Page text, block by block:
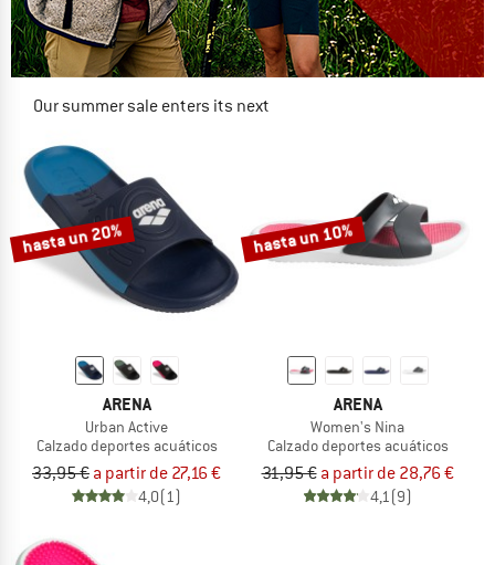
Our summer sale enters its next
NOW UP TO 50% OFF
TO THE SALE
hasta un 20%
ARENA
Urban Active
Calzado deportes acuáticos
33,95 € a partir de 27,16 €
4,0(1)
hasta un 10%
ARENA
Women's Nina
Calzado deportes acuáticos
31,95 € a partir de 28,76 €
4,1(9)